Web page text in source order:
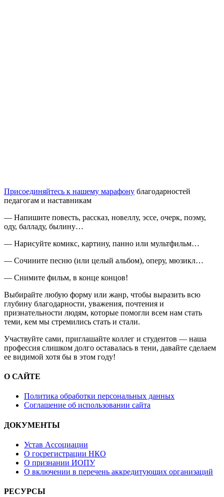
Присоединяйтесь к нашему марафону благодарностей
педагогам и наставникам
— Напишите повесть, рассказ, новеллу, эссе, очерк, поэму,
оду, балладу, былину…
— Нарисуйте комикс, картину, панно или мультфильм…
— Сочините песню (или целый альбом), оперу, мюзикл…
— Снимите фильм, в конце концов!
Выбирайте любую форму или жанр, чтобы выразить всю
глубину благодарности, уважения, почтения и
признательности людям, которые помогли всем нам стать
теми, кем мы стремились стать и стали.
Участвуйте сами, приглашайте коллег и студентов — наша
профессия слишком долго оставалась в тени, давайте сделаем
ее видимой хотя бы в этом году!
О САЙТЕ
Политика обработки персональных данных
Соглашение об использовании сайта
ДОКУМЕНТЫ
Устав Ассоциации
О госрегистрации НКО
О признании ИОПУ
О включении в перечень аккредитующих организаций
РЕСУРСЫ